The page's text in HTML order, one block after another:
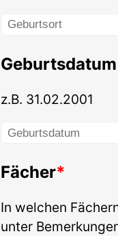
Geburtsdatum
z.B. 31.02.2001
Fächer
In welchen
unter